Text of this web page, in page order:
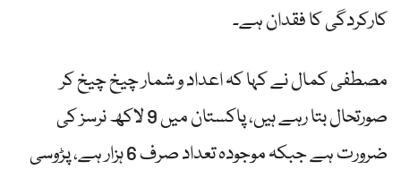
کارکردگی کا فقدان ہے۔
مصطفی کمال نے کہا کہ اعداد و شمار چیخ چیخ کر
صورتحال بتا رہے ہیں، پاکستان میں 9 لاکھ نرسز کی
ضرورت ہے جبکہ موجودہ تعداد صرف 6 ہزار ہے، پڑوسی